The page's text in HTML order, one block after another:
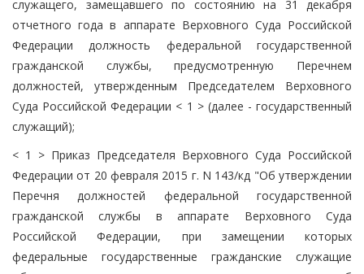
служащего, замещавшего по состоянию на 31 декабря
отчетного года в аппарате Верховного Суда Российской
Федерации должность федеральной государственной
гражданской службы, предусмотренную Перечнем
должностей, утвержденным Председателем Верховного
Суда Российской Федерации < 1 > (далее - государственный
служащий);
< 1 > Приказ Председателя Верховного Суда Российской
Федерации от 20 февраля 2015 г. N 143/кд "Об утверждении
Перечня должностей федеральной государственной
гражданской службы в аппарате Верховного Суда
Российской Федерации, при замещении которых
федеральные государственные гражданские служащие